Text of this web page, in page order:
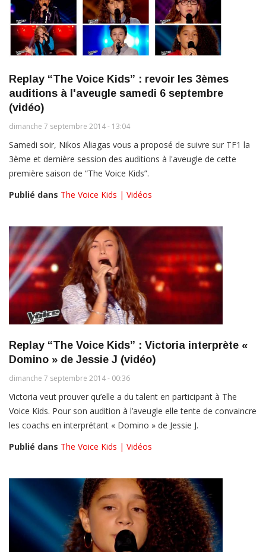
Replay “The Voice Kids” : revoir les 3èmes
auditions à l'aveugle samedi 6 septembre
(vidéo)
dimanche 7 septembre 2014 - 13:04
Samedi soir, Nikos Aliagas vous a proposé de suivre sur TF1 la
3ème et dernière session des auditions à l'aveugle de cette
première saison de “The Voice Kids”.
Publié dans The Voice Kids | Vidéos
Replay “The Voice Kids” : Victoria interprète «
Domino » de Jessie J (vidéo)
dimanche 7 septembre 2014 - 00:36
Victoria veut prouver qu’elle a du talent en participant à The
Voice Kids. Pour son audition à l’aveugle elle tente de convaincre
les coachs en interprétant « Domino » de Jessie J.
Publié dans The Voice Kids | Vidéos